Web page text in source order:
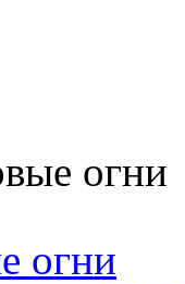
огни
огни